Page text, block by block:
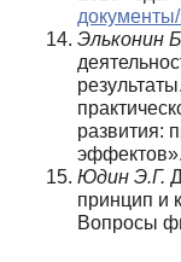
Эльконин
развития:
Юдин Э.Г.
прин­цип и
Вопросы